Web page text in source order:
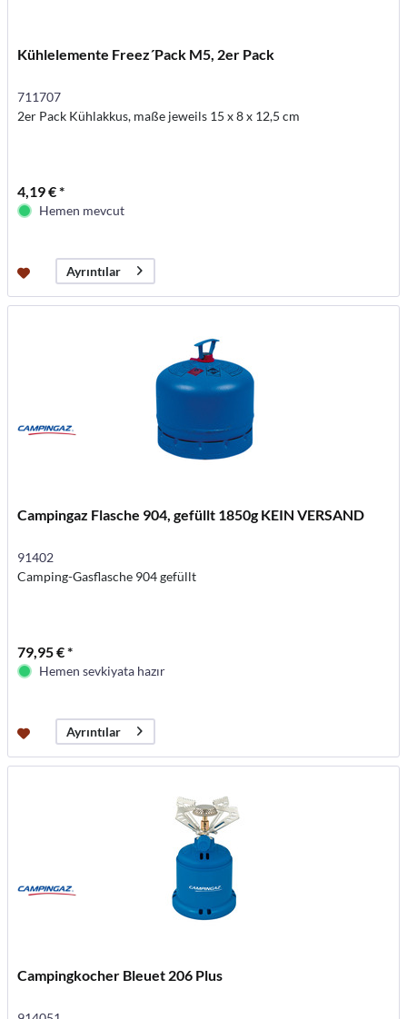
Kühlelemente Freez´Pack M5, 2er Pack
711707
2er Pack Kühlakkus, maße jeweils 15 x 8 x 12,5 cm
4,19 € *
Hemen mevcut
Ayrıntılar
Campingaz Flasche 904, gefüllt 1850g KEIN VERSAND
91402
Camping-Gasflasche 904 gefüllt
79,95 € *
Hemen sevkiyata hazır
Ayrıntılar
Campingkocher Bleuet 206 Plus